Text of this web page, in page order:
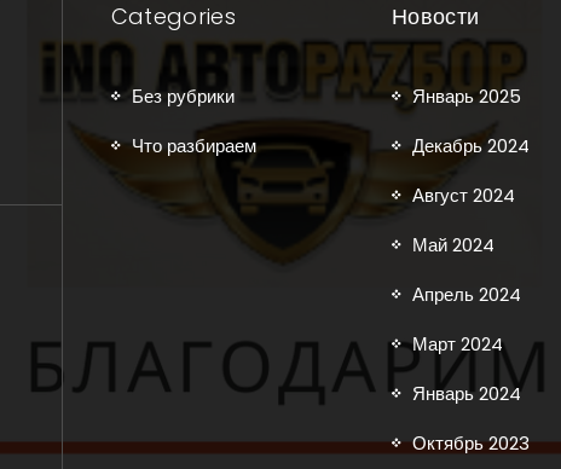
Categories
Без рубрики
Что разбираем
Новости
Январь 2025
Декабрь 2024
Август 2024
Май 2024
Апрель 2024
Март 2024
Январь 2024
Октябрь 2023